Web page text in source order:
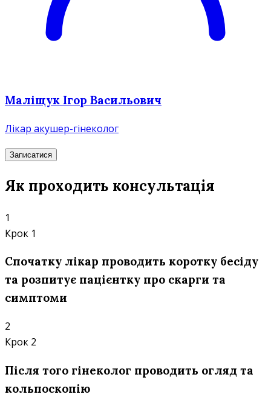
Маліщук Ігор Васильович
Лікар акушер-гінеколог
Записатися
Як проходить консультація
1
Крок 1
Спочатку лікар проводить коротку бесіду
та розпитує пацієнтку про скарги та
симптоми
2
Крок 2
Після того гінеколог проводить огляд та
кольпоскопію